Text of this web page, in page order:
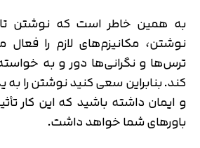
به همین خاطر است که نوشتن تا
نوشتن، مکانیزم‌های لازم را
ترس‌ها و نگرانی‌ها دور و به
کند. بنابراین سعی کنید نوشتن را
و ایمان داشته باشید که این کار
باورهای شما خواهد داشت.